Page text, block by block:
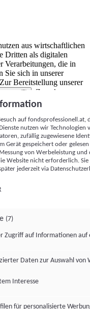
aus wirtschaftlichen
Dritten als digitalen
Verarbeitungen, die in
Sie sich in unserer
Zur Bereitstellung unserer
(5)
. Zwecke:
von Werbeleistung
Kennungen (z. B. login-
mit anderen
usw.) auf
werden, um es
oder einer Webseite
der hier aufgeführten
auf
nutzen wir Technologien
zufällig zugewiesene
Gerät gespeichert oder
von Werbeleistung
Website nicht erforderlich.
jederzeit via
(7)
Zugriff auf Informationen auf
Daten zur Auswahl von
Interesse
für personalisierte